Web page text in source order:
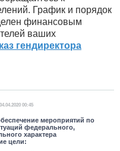
График и порядок
финансовым
ваших
гендиректора
04.04.2020 00:45
мероприятий по
федерального,
характера
цели: